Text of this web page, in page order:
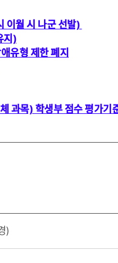
이월 시 나군 선발)
지)
유형 제한 폐지
과목) 학생부 점수 평가기
)